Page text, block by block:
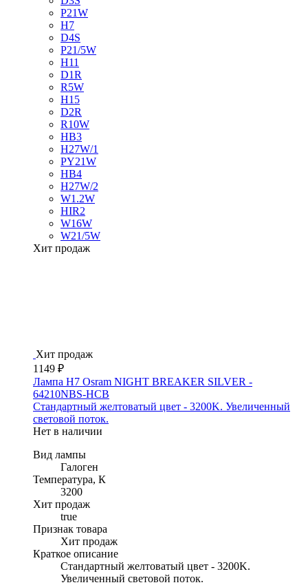
P21W
H7
D4S
P21/5W
H11
D1R
R5W
H15
D2R
R10W
HB3
H27W/1
PY21W
HB4
H27W/2
W1.2W
HIR2
W16W
W21/5W
Хит продаж
Хит продаж
1149 ₽
Лампа H7 Osram NIGHT BREAKER SILVER -
64210NBS-HCB
Стандартный желтоватый цвет - 3200K. Увеличенный
световой поток.
Нет в наличии
Вид лампы
Галоген
Температура, К
3200
Хит продаж
true
Признак товара
Хит продаж
Краткое описание
Стандартный желтоватый цвет - 3200K.
Увеличенный световой поток.